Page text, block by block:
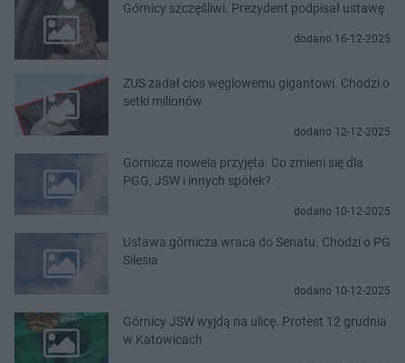
Górnicy szczęśliwi. Prezydent podpisał ustawę
dodano 16-12-2025
ZUS zadał cios węglowemu gigantowi. Chodzi o
setki milionów
dodano 12-12-2025
Górnicza nowela przyjęta. Co zmieni się dla
PGG, JSW i innych spółek?
dodano 10-12-2025
Ustawa górnicza wraca do Senatu. Chodzi o PG
Silesia
dodano 10-12-2025
Górnicy JSW wyjdą na ulicę. Protest 12 grudnia
w Katowicach